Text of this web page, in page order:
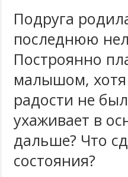
Подруга
последнюю
Построянно
малышом, хотя
радости не
ухаживает в
дальше? Что
состояния?